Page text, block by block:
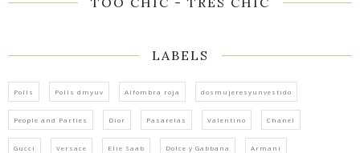
LABELS
Polls Polls dmyuv Alfombra roja dosmujeresyunvestido
People and Parties Dior Pasarelas Valentino Chanel
Gucci Versace Elie Saab Dolce y Gabbana Armani